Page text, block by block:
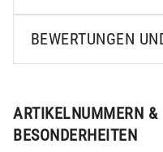
BEWERTUNGEN
ARTIKELNUMMERN &
BESONDERHEITEN